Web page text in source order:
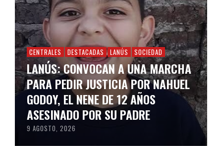
CENTRALES DESTACADAS LANÚS SOCIEDAD
LANÚS: CONVOCAN A UNA MARCHA
PARA PEDIR JUSTICIA POR NAHUEL
GODOY, EL NENE DE 12 AÑOS
ASESINADO POR SU PADRE
9 AGOSTO, 2026